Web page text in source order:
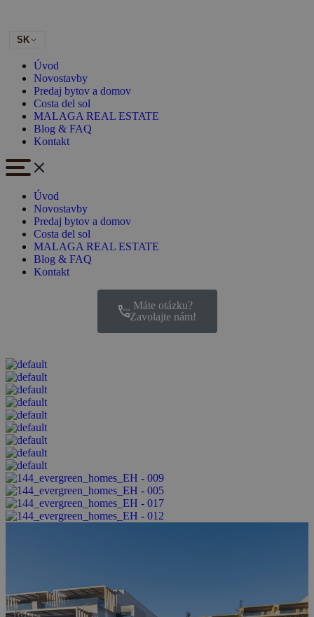
SK
Úvod
Novostavby
Predaj bytov a domov
Costa del sol
MALAGA REAL ESTATE
Blog & FAQ
Kontakt
Úvod
Novostavby
Predaj bytov a domov
Costa del sol
MALAGA REAL ESTATE
Blog & FAQ
Kontakt
Máte otázku?
Zavolajte nám!